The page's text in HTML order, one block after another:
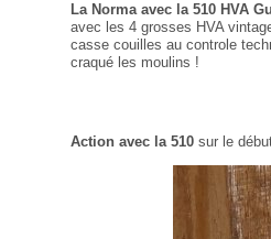
La Norma avec la 510 HVA
avec les 4 grosses HVA
casse couilles au controle
craqué les moulins !
Action avec la 510 sur le